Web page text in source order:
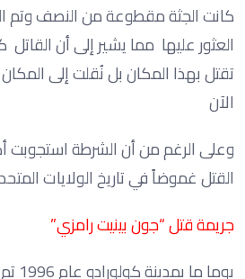
كانت الجثة مقطوعة من النصف وتم
العثور عليها مما يشير إلى أن
تقتل بهذا المكان بل نُقلت إلى
الآن
القتل غموضاً في تاريخ الولايات
جريمة قتل “جون بينيت رامزي”